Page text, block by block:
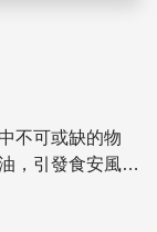
不可或缺的物
，引發食安風
，有助於身體健